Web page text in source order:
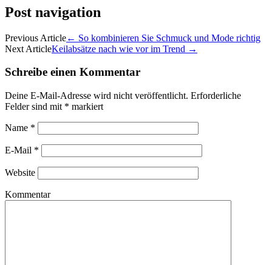
Post navigation
Previous Article← So kombinieren Sie Schmuck und Mode richtig
Next ArticleKeilabsätze nach wie vor im Trend →
Schreibe einen Kommentar
Deine E-Mail-Adresse wird nicht veröffentlicht. Erforderliche
Felder sind mit * markiert
Name *
E-Mail *
Website
Kommentar